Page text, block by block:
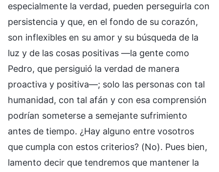
especialmente la verdad, pueden perseguirla con
persistencia y que, en el fondo de su corazón,
son inflexibles en su amor y su búsqueda de la
luz y de las cosas positivas —la gente como
Pedro, que persiguió la verdad de manera
proactiva y positiva—; solo las personas con tal
humanidad, con tal afán y con esa comprensión
podrían someterse a semejante sufrimiento
antes de tiempo. ¿Hay alguno entre vosotros
que cumpla con estos criterios? (No). Pues bien,
lamento decir que tendremos que mantener la